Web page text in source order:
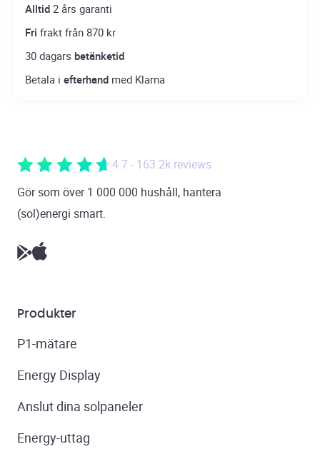
Alltid 2 års garanti
Fri frakt från 870 kr
30 dagars betänketid
Betala iefterhand med Klarna
4.7 - 163.2k reviews
Gör som över 1 000 000 hushåll, hantera
(sol)energi smart.
Produkter
P1-mätare
Energy Display
Anslut dina solpaneler
Energy-uttag